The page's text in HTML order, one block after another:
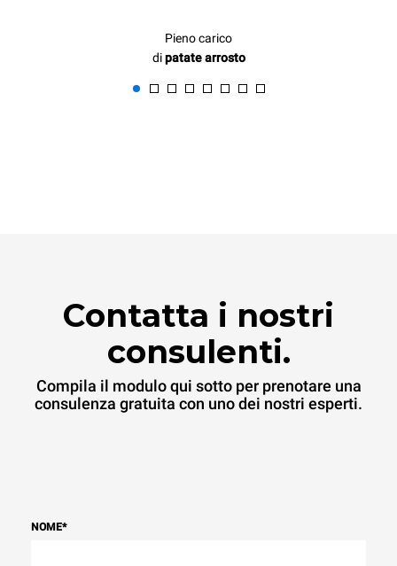
Pieno carico
dipatate arrosto
Contatta i nostri
consulenti.
Compila il modulo qui sotto per prenotare una
consulenza gratuita con uno dei nostri esperti.
NOME*